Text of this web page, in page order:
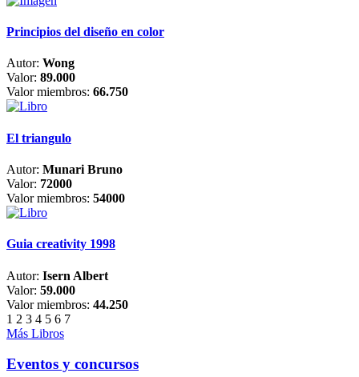
Principios del diseño en color
Autor: Wong
Valor: 89.000
Valor miembros: 66.750
El triangulo
Autor: Munari Bruno
Valor: 72000
Valor miembros: 54000
Guia creativity 1998
Autor: Isern Albert
Valor: 59.000
Valor miembros: 44.250
1 2 3 4 5 6 7
Más Libros
Eventos y concursos